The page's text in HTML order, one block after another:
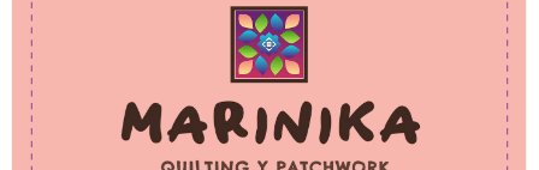
REFUND POLICY
PRIVACY POLICY
© 2025 Marinika
All rights reserved